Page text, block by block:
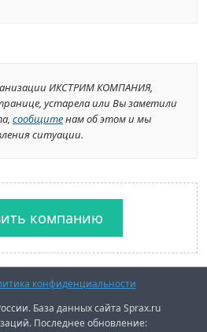
ИКСТРИМ КОМПАНИЯ,
устарела или Вы заметили
сообщитенам об этом и мы
ситуации.
компанию
конфиденциальности
База данных сайта Sprax.ru
Последнее обновление: